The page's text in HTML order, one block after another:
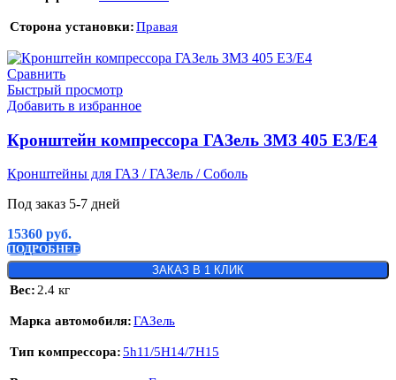
Сторона установки Правая
Сравнить
Быстрый просмотр
Добавить в избранное
Кронштейн компрессора ГАЗель ЗМЗ 405 Е3/Е4
Кронштейны для ГАЗ / ГАЗель / Соболь
Под заказ 5-7 дней
15360 руб.
ПОДРОБНЕЕ
ЗАКАЗ В 1 КЛИК
Вес 2.4 кг
Марка автомобиля ГАЗель
Тип компрессора 5h11/5H14/7H15